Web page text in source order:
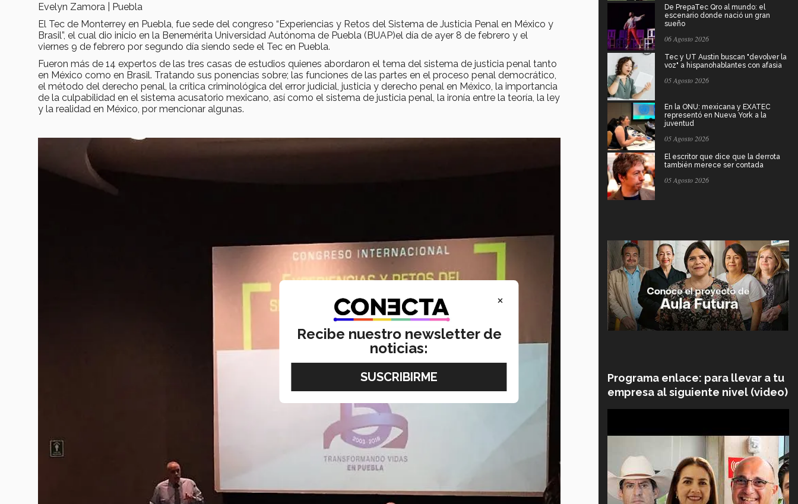
Evelyn Zamora | Puebla
El Tec de Monterrey en Puebla, fue sede del congreso “Experiencias y Retos del Sistema de Justicia Penal en México y
Brasil”, el cual dio inicio en la Benemérita Universidad Autónoma de Puebla (BUAP)el día de ayer 8 de febrero y el
viernes 9 de febrero por segundo día siendo sede el Tec en Puebla.
Fueron más de 14 expertos de las tres casas de estudios quienes abordaron el tema del sistema de justicia penal tanto
en México como en Brasil. Tratando sus ponencias sobre; las funciones de las partes en el proceso penal democrático,
el método del derecho penal, la crítica criminológica del error judicial, justicia y derecho penal en México, la importancia
de la culpabilidad en el sistema acusatorio mexicano, así como el sistema de justicia penal, la ironía entre la teoría, la ley
y la realidad en México, por mencionar algunas.
De PrepaTec Qro al mundo: el
escenario donde nació un gran
sueño
06 Agosto 2026
Tec y UT Austin buscan "devolver la
voz" a hispanohablantes con afasia
05 Agosto 2026
En la ONU: mexicana y EXATEC
representó en Nueva York a la
juventud
05 Agosto 2026
El escritor que dice que la derrota
también merece ser contada
05 Agosto 2026
Programa enlace: para llevar a tu
empresa al siguiente nivel (video)
×
Recibe nuestro newsletter de
noticias: